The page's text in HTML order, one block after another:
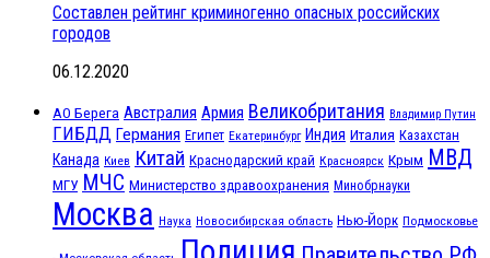
Составлен рейтинг криминогенно опасных российских
городов
06.12.2020
АО Берега Австралия Армия Великобритания Владимир Путин
ГИБДД Германия Египет Екатеринбург Индия Италия Казахстан
Канада Киев Китай Краснодарский край Красноярск Крым МВД
МГУ МЧС Министерство здравоохранения Минобрнауки
Москва Наука Новосибирская область Нью-Йорк Подмосковье